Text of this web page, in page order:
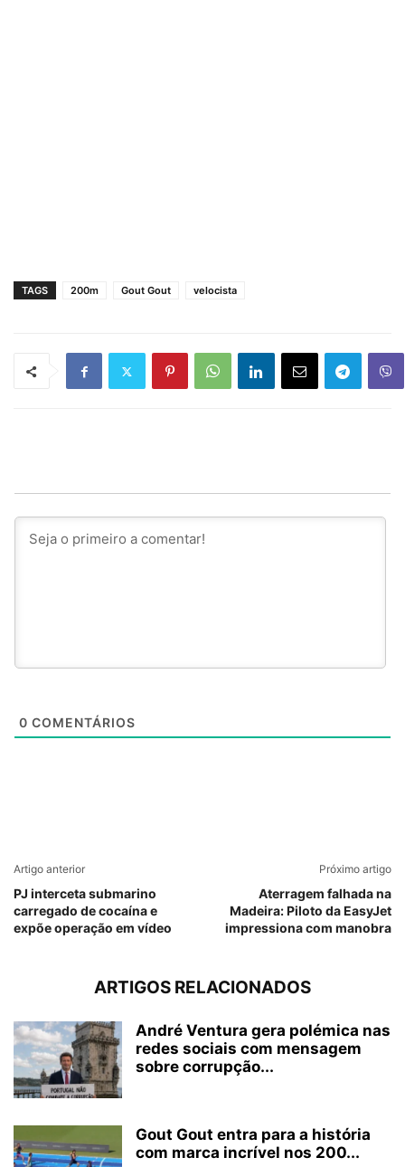
TAGS 200m Gout Gout velocista
0 COMENTÁRIOS
Artigo anterior
PJ interceta submarino
carregado de cocaína e
expõe operação em vídeo
Próximo artigo
Aterragem falhada na
Madeira: Piloto da EasyJet
impressiona com manobra
ARTIGOS RELACIONADOS
André Ventura gera polémica nas
redes sociais com mensagem
sobre corrupção...
Gout Gout entra para a história
com marca incrível nos 200...